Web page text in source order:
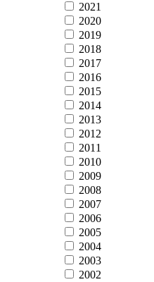
2021
2020
2019
2018
2017
2016
2015
2014
2013
2012
2011
2010
2009
2008
2007
2006
2005
2004
2003
2002